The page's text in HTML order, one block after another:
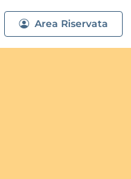
Area Riservata